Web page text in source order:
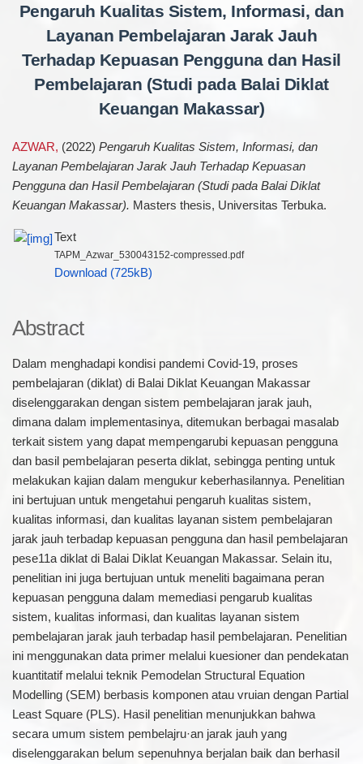
Pengaruh Kualitas Sistem, Informasi, dan
Layanan Pembelajaran Jarak Jauh
Terhadap Kepuasan Pengguna dan Hasil
Pembelajaran (Studi pada Balai Diklat
Keuangan Makassar)
AZWAR, (2022) Pengaruh Kualitas Sistem, Informasi, dan
Layanan Pembelajaran Jarak Jauh Terhadap Kepuasan
Pengguna dan Hasil Pembelajaran (Studi pada Balai Diklat
Keuangan Makassar). Masters thesis, Universitas Terbuka.
Text
TAPM_Azwar_530043152-compressed.pdf
Download (725kB)
Abstract
Dalam menghadapi kondisi pandemi Covid-19, proses
pembelajaran (diklat) di Balai Diklat Keuangan Makassar
diselenggarakan dengan sistem pembelajaran jarak jauh,
dimana dalam implementasinya, ditemukan berbagai masalab
terkait sistem yang dapat mempengarubi kepuasan pengguna
dan basil pembelajaran peserta diklat, sebingga penting untuk
melakukan kajian dalam mengukur keberhasilannya. Penelitian
ini bertujuan untuk mengetahui pengaruh kualitas sistem,
kualitas informasi, dan kualitas layanan sistem pembelajaran
jarak jauh terbadap kepuasan pengguna dan hasil pembelajaran
pese11a diklat di Balai Diklat Keuangan Makassar. Selain itu,
penelitian ini juga bertujuan untuk meneliti bagaimana peran
kepuasan pengguna dalam memediasi pengarub kualitas
sistem, kualitas informasi, dan kualitas layanan sistem
pembelajaran jarak jauh terbadap hasil pembelajaran. Penelitian
ini menggunakan data primer melalui kuesioner dan pendekatan
kuantitatif melalui teknik Pemodelan Structural Equation
Modelling (SEM) berbasis komponen atau vruian dengan Partial
Least Square (PLS). Hasil penelitian menunjukkan bahwa
secara umum sistem pembelajru·an jarak jauh yang
diselenggarakan belum sepenuhnya berjalan baik dan berhasil